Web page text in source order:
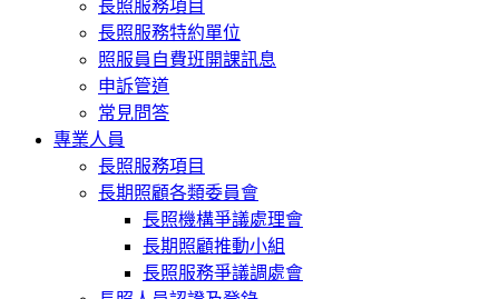
長照服務項目
長照服務特約單位
照服員自費班開課訊息
申訴管道
常見問答
專業人員
長照服務項目
長期照顧各類委員會
長照機構爭議處理會
長期照顧推動小組
長照服務爭議調處會